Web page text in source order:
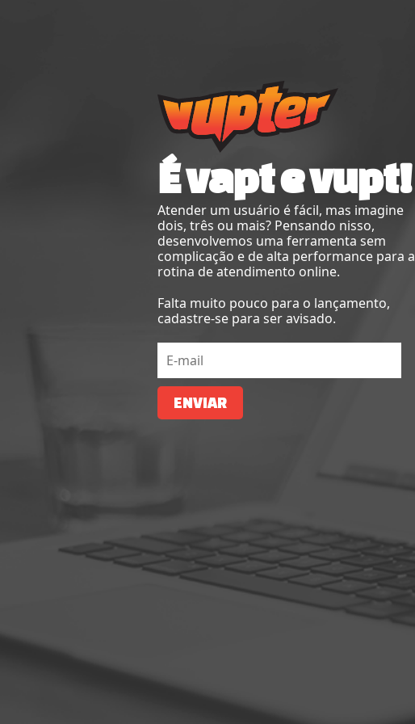
É vapt e vupt!
Atender um usuário é fácil, mas imagine
dois, três ou mais? Pensando nisso,
desenvolvemos uma ferramenta sem
complicação e de alta performance para a
rotina de atendimento online.
Falta muito pouco para o lançamento,
cadastre-se para ser avisado.
ENVIAR